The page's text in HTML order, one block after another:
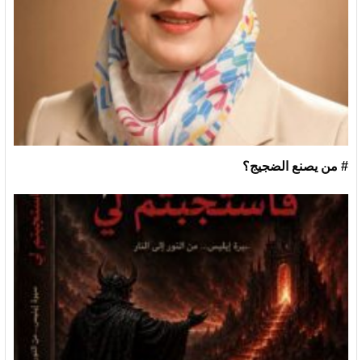
# من يصنع الضجيج؟